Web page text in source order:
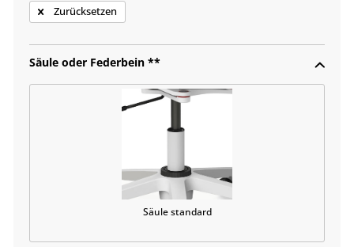
Zurücksetzen
Säule oder Federbein **
Säule standard